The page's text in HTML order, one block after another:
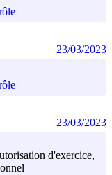
23/03/2023
d'exercice,
23/03/2023